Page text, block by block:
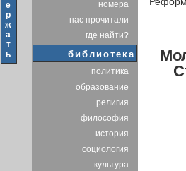
е
р
ж
а
т
ь
номера
нас прочитали
где найти?
библиотека
политика
образование
религия
философия
история
социология
культура